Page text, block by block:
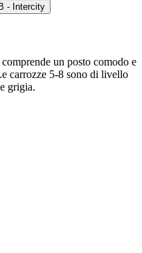
- Intercity
un posto comodo e
carrozze 5-8 sono di livello
grigia.